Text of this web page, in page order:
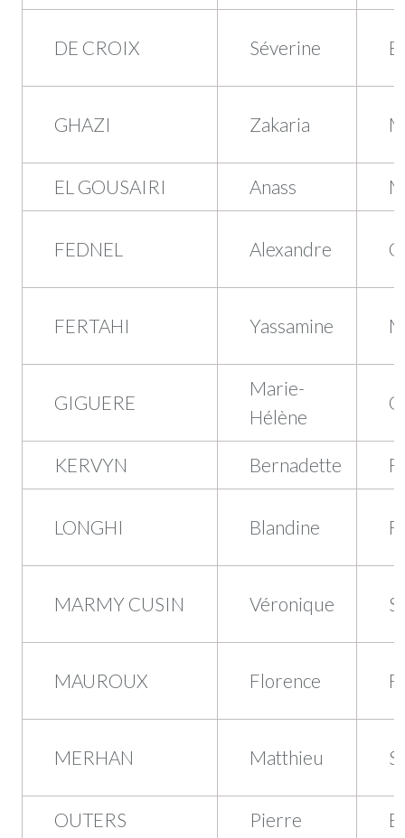
DE CROIX Séverine
GHAZI Zakaria
EL GOUSAIRI Anass
FEDNEL Alexandre
FERTAHI Yassamine
GIGUERE
Marie-
Hélène
KERVYN Bernadette
LONGHI Blandine
MARMY CUSIN Véronique
MAUROUX Florence
MERHAN Matthieu
OUTERS Pierre